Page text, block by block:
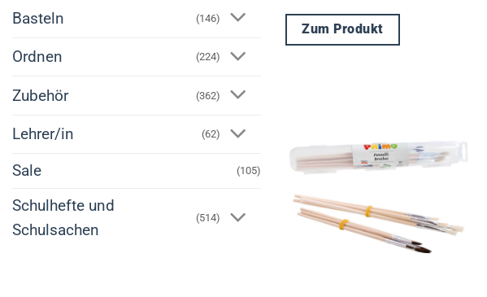
Basteln (146)
Ordnen (224)
Zubehör (362)
Lehrer/in (62)
Sale (105)
Schulhefte und
Schulsachen
(514)
Zum Produkt
Varianten
auf.
Optionen